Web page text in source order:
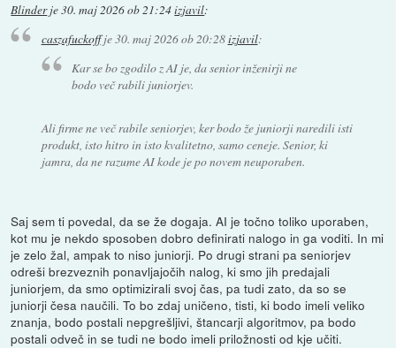
Blinderje30. maj 2026 ob 21:24izjavil:
caszafuckoffje30. maj 2026 ob 20:28izjavil:
Kar se bo zgodilo z AI je, da senior inženirji ne
bodo več rabili juniorjev.
Ali firme ne več rabile seniorjev, ker bodo že juniorji naredili isti
produkt, isto hitro in isto kvalitetno, samo ceneje. Senior, ki
jamra, da ne razume AI kode je po novem neuporaben.
Saj sem ti povedal, da se že dogaja. AI je točno toliko uporaben,
kot mu je nekdo sposoben dobro definirati nalogo in ga voditi. In mi
je zelo žal, ampak to niso juniorji. Po drugi strani pa seniorjev
odreši brezveznih ponavljajočih nalog, ki smo jih predajali
juniorjem, da smo optimizirali svoj čas, pa tudi zato, da so se
juniorji česa naučili. To bo zdaj uničeno, tisti, ki bodo imeli veliko
znanja, bodo postali nepgrešljivi, štancarji algoritmov, pa bodo
postali odveč in se tudi ne bodo imeli priložnosti od kje učiti.